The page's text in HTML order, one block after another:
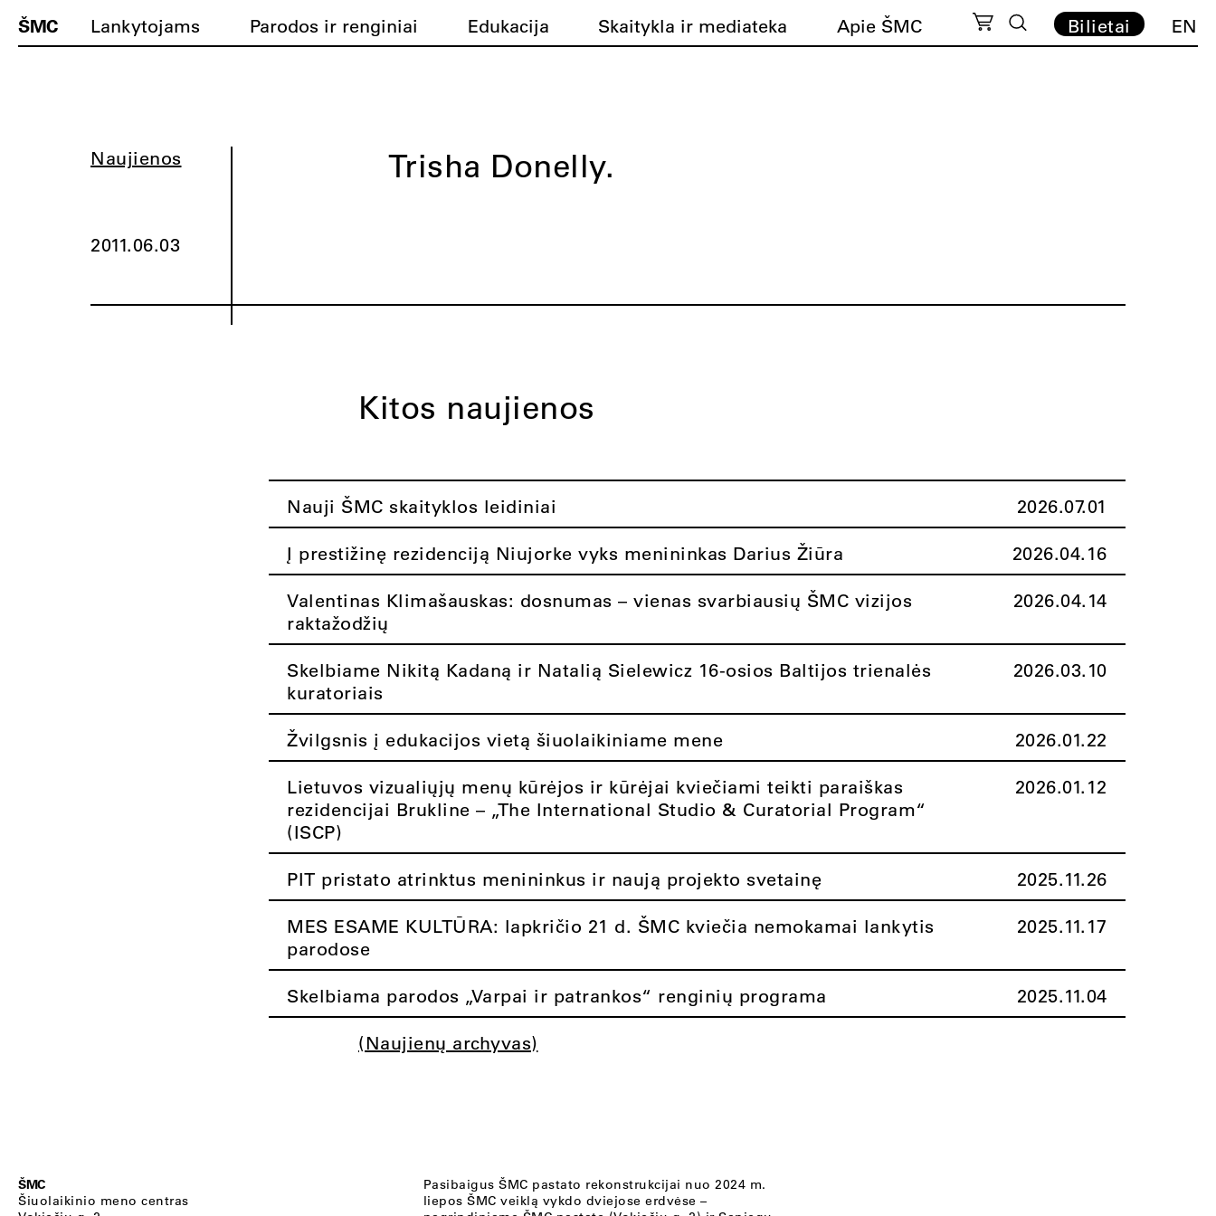
ŠMC Lankytojams Parodos ir renginiai Edukacija Skaitykla ir mediateka Apie ŠMC Bilietai EN
Naujienos
2011.06.03
Trisha Donelly.
Kitos naujienos
Nauji ŠMC skaityklos leidiniai 2026.07.01
Į prestižinę rezidenciją Niujorke vyks menininkas Darius Žiūra 2026.04.16
Valentinas Klimašauskas: dosnumas – vienas svarbiausių ŠMC vizijos
raktažodžių
2026.04.14
Skelbiame Nikitą Kadaną ir Natalią Sielewicz 16-osios Baltijos trienalės
kuratoriais
2026.03.10
Žvilgsnis į edukacijos vietą šiuolaikiniame mene 2026.01.22
Lietuvos vizualiųjų menų kūrėjos ir kūrėjai kviečiami teikti paraiškas
rezidencijai Brukline – „The International Studio & Curatorial Program“
(ISCP)
2026.01.12
PIT pristato atrinktus menininkus ir naują projekto svetainę 2025.11.26
MES ESAME KULTŪRA: lapkričio 21 d. ŠMC kviečia nemokamai lankytis
parodose
2025.11.17
Skelbiama parodos „Varpai ir patrankos“ renginių programa 2025.11.04
(Naujienų archyvas)
ŠMC
Šiuolaikinio meno centras
Pasibaigus ŠMC pastato rekonstrukcijai nuo 2024 m.
liepos ŠMC veiklą vykdo dviejose erdvėse –